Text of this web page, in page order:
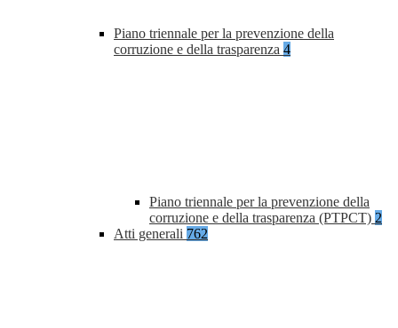
Piano triennale per la prevenzione della
corruzione e della trasparenza 4
Piano triennale per la prevenzione della
corruzione e della trasparenza (PTPCT) 2
Atti generali 762